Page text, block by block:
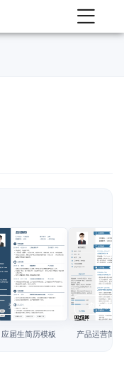
查看模板
应届生简历模板
查看模板
产品运营简